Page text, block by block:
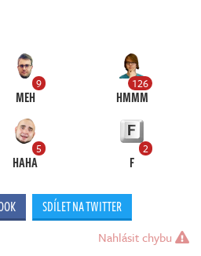
9
MEH
126
HMMM
5
HAHA
2
F
SDÍLET NA TWITTER
Nahlásit chybu